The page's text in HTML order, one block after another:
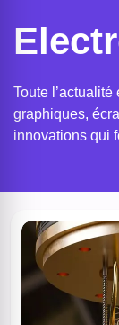
Toute
graphiques,
innovations qui